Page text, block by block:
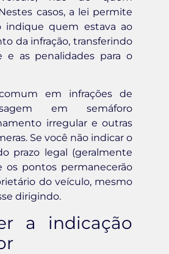
casos, a lei permite
indique quem estava ao
da infração, transferindo
e as penalidades para o
em infrações de
em semáforo
irregular e outras
Se você não indicar o
prazo legal (geralmente
os pontos permanecerão
do veículo, mesmo
dirigindo.
a indicação